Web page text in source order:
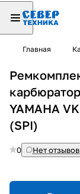
Главная
YAMAHA
(SPI)
0 Нет отзывов